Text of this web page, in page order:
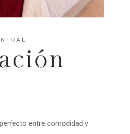
entre comodidad y